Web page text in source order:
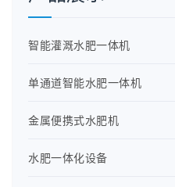
智能灌溉水肥一体机
单通道智能水肥一体机
金属便携式水肥机
水肥一体化设备